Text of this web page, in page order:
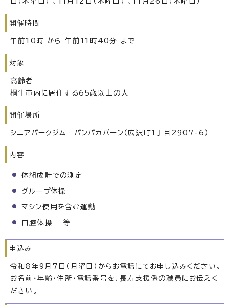
開催時間
午前10時 から 午前11時40分 まで
対象
高齢者
桐生市内に居住する65歳以上の人
開催場所
シニアパークジム パンパカパーン（広沢町1丁目2907-6）
内容
体組成計での測定
グループ体操
マシン使用を含む運動
口腔体操 等
申込み
令和8年9月7日（月曜日）からお電話にてお申し込みください。
お名前・年齢・住所・電話番号を、長寿支援係の職員にお伝えく
ださい。